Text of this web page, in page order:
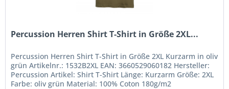
Percussion Herren Shirt T-Shirt in Größe 2XL...
Percussion Herren Shirt T-Shirt in Größe 2XL Kurzarm in oliv
grün Artikelnr.: 1532B2XL EAN: 3660529060182 Hersteller:
Percussion Artikel: Shirt T-Shirt Länge: Kurzarm Größe: 2XL
Farbe: oliv grün Material: 100% Coton 180g/m2